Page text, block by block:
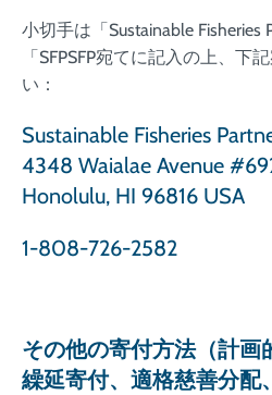
小切手は「Sustainable Fisheries
「SFPSFP宛てに記入の上、下
い：
Sustainable Fisheries
4348 Waialae Avenue
Honolulu, HI 96816 USA
1-808-726-2582
その他の寄付方法（計画
繰延寄付、適格慈善分配